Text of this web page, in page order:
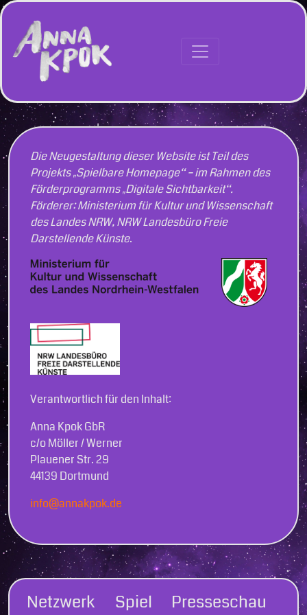
Hauptnavigation
Die Neugestaltung dieser Website ist Teil des
Projekts „Spielbare Homepage“ – im Rahmen des
Förderprogramms „Digitale Sichtbarkeit“.
Förderer: Ministerium für Kultur und Wissenschaft
des Landes NRW, NRW Landesbüro Freie
Darstellende Künste.
Verantwortlich für den Inhalt:
Anna Kpok GbR
c/o Möller / Werner
Plauener Str. 29
44139 Dortmund
info@annakpok.de
Netzwerk Spiel Presseschau